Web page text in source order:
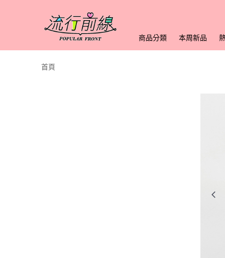
商品分類 本周新品
首頁